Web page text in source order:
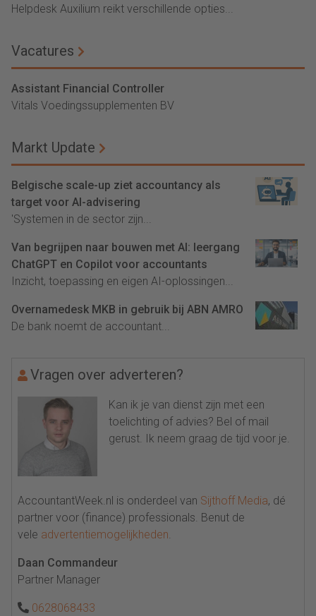
Helpdesk Auxilium reikt verschillende opties...
Vacatures
Assistant Financial Controller
Vitals Voedingssupplementen BV
Markt Update
Belgische scale-up ziet accountancy als
target voor AI-advisering
'Systemen in de sector zijn...
Van begrijpen naar bouwen met AI: leergang
ChatGPT en Copilot voor accountants
Inzicht, toepassing en eigen AI-oplossingen...
Overnamedesk MKB in gebruik bij ABN AMRO
De bank noemt de accountant...
Vragen over adverteren?
Kan ik je van dienst zijn met een
toelichting of advies? Bel of mail
gerust. Ik neem graag de tijd voor je.
AccountantWeek.nl is onderdeel van Sijthoff Media, dé
partner voor (finance) professionals. Benut de
vele advertentiemogelijkheden.
Daan Commandeur
Partner Manager
0628068433